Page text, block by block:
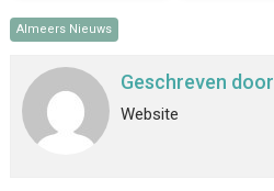
Almeers Nieuws
Geschreven door
Website